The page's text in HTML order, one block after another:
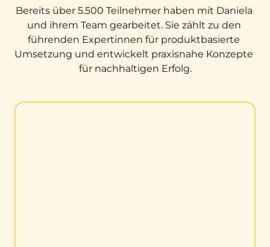
Bereits über 5.500 Teilnehmer haben mit Daniela
und ihrem Team gearbeitet. Sie zählt zu den
führenden Expertinnen für produktbasierte
Umsetzung und entwickelt praxisnahe Konzepte
für nachhaltigen Erfolg.